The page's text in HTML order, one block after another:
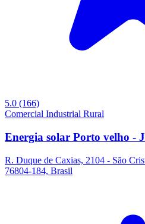
5.0 (166)
Comercial Industrial Rural
Energia solar Porto velho -
R. Duque de Caxias, 2104 - São
76804-184, Brasil